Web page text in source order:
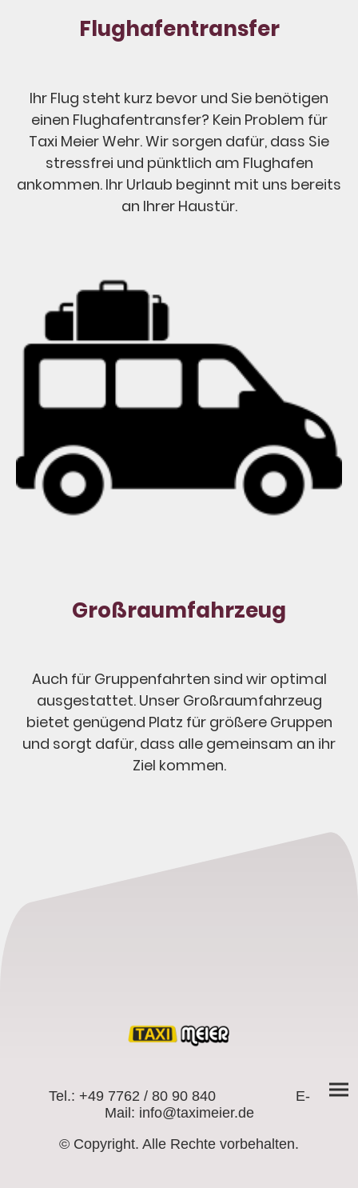
Flughafentransfer
Ihr Flug steht kurz bevor und Sie benötigen
einen Flughafentransfer? Kein Problem für
Taxi Meier Wehr. Wir sorgen dafür, dass Sie
stressfrei und pünktlich am Flughafen
ankommen. Ihr Urlaub beginnt mit uns bereits
an Ihrer Haustür.
Großraumfahrzeug
Auch für Gruppenfahrten sind wir optimal
ausgestattet. Unser Großraumfahrzeug
bietet genügend Platz für größere Gruppen
und sorgt dafür, dass alle gemeinsam an ihr
Ziel kommen.
Tel.: +49 7762 / 80 90 840 E-
Mail: info@taximeier.de
© Copyright. Alle Rechte vorbehalten.